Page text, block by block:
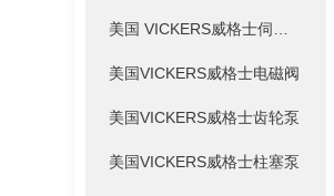
美国VICKERS威格士电磁阀
美国VICKERS威格士齿轮泵
美国VICKERS威格士柱塞泵